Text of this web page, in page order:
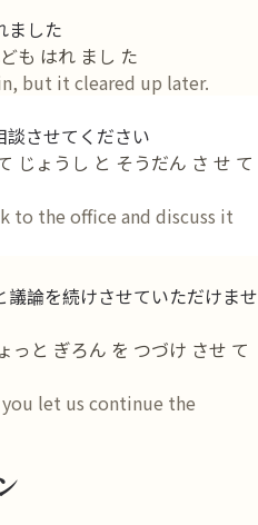
ました
も はれ まし た
but it cleared up later.
談させてください
じょうし と そうだん さ せ て
to the office and discuss it
論を続けさせていただけませ
っと ぎろん を つづけ させ て
let us continue the